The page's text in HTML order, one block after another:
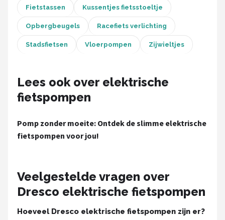
Mountainbikes
Shop
Basil
Volare
ABUS
New Looxs
Fietstassen Kussentjes fietsstoeltje
Opbergbeugels Racefiets verlichting
Stadsfietsen Vloerpompen Zijwieltjes
Lees ook over elektrische
fietspompen
Pomp zonder moeite: Ontdek de slimme elektrische
fietspompen voor jou!
Veelgestelde vragen over
Dresco elektrische fietspompen
Hoeveel Dresco elektrische fietspompen zijn er?